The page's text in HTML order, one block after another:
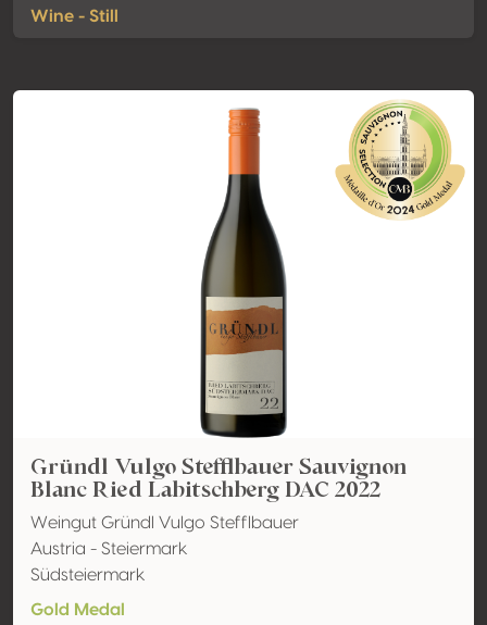
Wine - Still
Gründl Vulgo Stefflbauer Sauvignon
Blanc Ried Labitschberg DAC 2022
Weingut Gründl Vulgo Stefflbauer
Austria - Steiermark
Südsteiermark
Gold Medal